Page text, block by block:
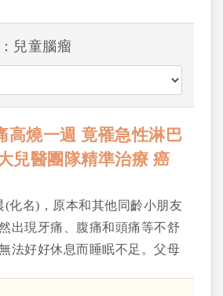
兒童腦瘤
高燒一週 竟罹急性淋巴
兒醫團隊精準治療 癌
醫籲早期診斷 新興療
程
(化名)，原本和其他同齡小朋友
出現牙痛、腹痛和頭痛等不舒
法好好休息而睡眠不足。父母